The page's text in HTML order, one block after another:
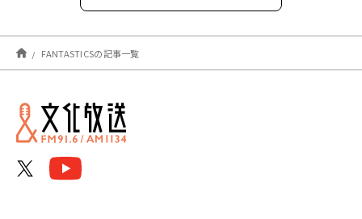
2026年02月
2025年02月
2024年10月
FANTASTICSの記事一覧